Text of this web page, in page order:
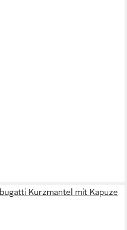
bugatti Kurzmantel mit Kapuze